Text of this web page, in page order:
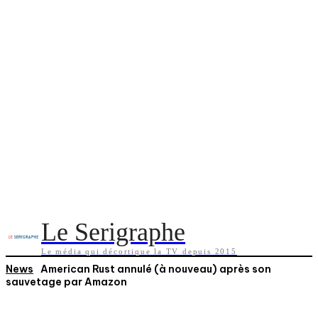
Le Serigraphe
Le média qui décortique la TV depuis 2015
News
American Rust annulé (à nouveau) après son
sauvetage par Amazon